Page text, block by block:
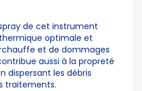
de cet instrument
optimale et
et de dommages
aussi à la propreté
dispersant les débris
traitements.